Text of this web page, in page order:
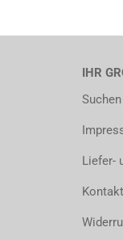
IHR
Suchen
Liefer-
Kontakt